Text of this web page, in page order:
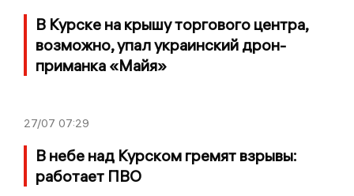
В Курске на крышу торгового центра,
возможно, упал украинский дрон-
приманка «Майя»
27/07 07:29
В небе над Курском гремят взрывы:
работает ПВО